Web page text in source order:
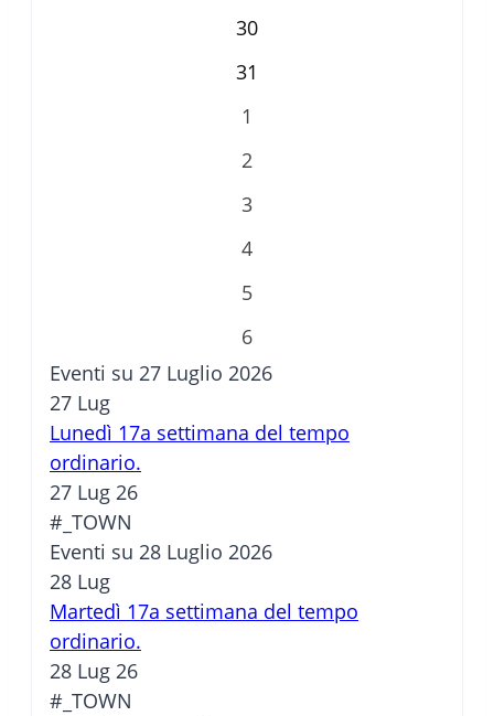
30
31
1
2
3
4
5
6
Eventi su 27 Luglio 2026
27 Lug
Lunedì 17a settimana del tempo
ordinario.
27 Lug 26
#_TOWN
Eventi su 28 Luglio 2026
28 Lug
Martedì 17a settimana del tempo
ordinario.
28 Lug 26
#_TOWN